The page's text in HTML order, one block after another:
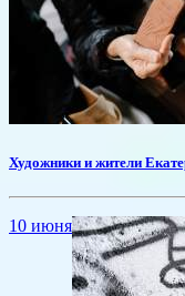
Художники и жители
10 июня